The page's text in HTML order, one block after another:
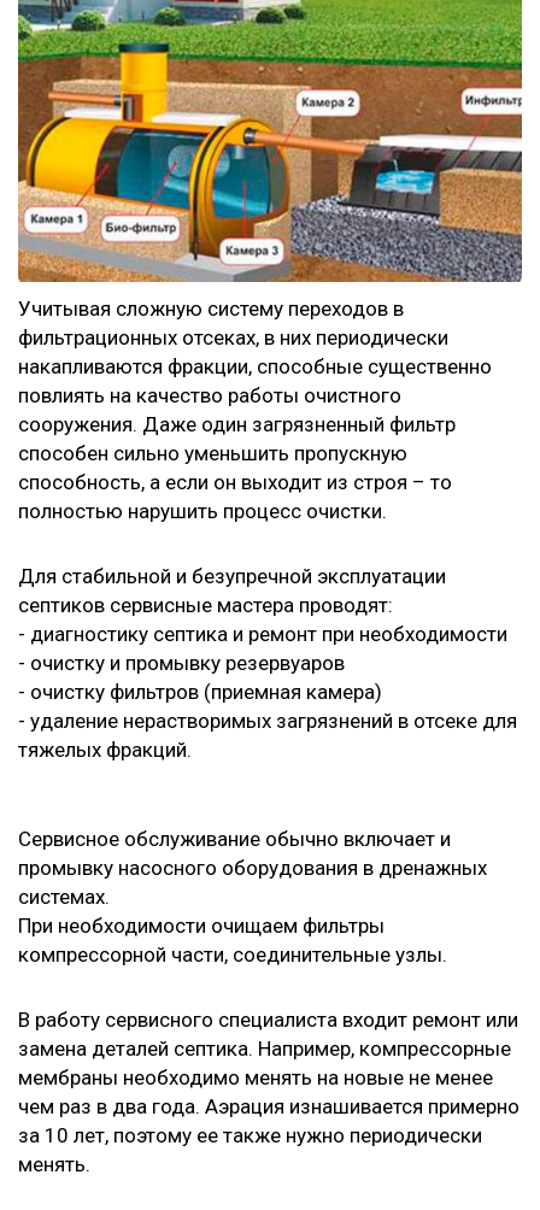
Учитывая сложную систему переходов в
фильтрационных отсеках, в них периодически
накапливаются фракции, способные существенно
повлиять на качество работы очистного
сооружения. Даже один загрязненный фильтр
способен сильно уменьшить пропускную
способность, а если он выходит из строя – то
полностью нарушить процесс очистки.
Для стабильной и безупречной эксплуатации
септиков сервисные мастера проводят:
- диагностику септика и ремонт при необходимости
- очистку и промывку резервуаров
- очистку фильтров (приемная камера)
- удаление нерастворимых загрязнений в отсеке для
тяжелых фракций.
Сервисное обслуживание обычно включает и
промывку насосного оборудования в дренажных
системах.
При необходимости очищаем фильтры
компрессорной части, соединительные узлы.
В работу сервисного специалиста входит ремонт или
замена деталей септика. Например, компрессорные
мембраны необходимо менять на новые не менее
чем раз в два года. Аэрация изнашивается примерно
за 10 лет, поэтому ее также нужно периодически
менять.